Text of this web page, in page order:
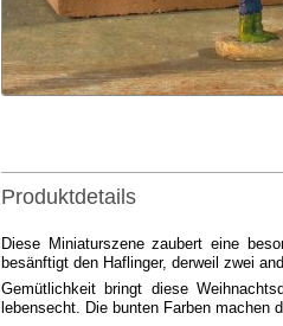
Produktdetails
Diese Miniaturszene zaubert eine
besänftigt den Haflinger, derweil zwei
Gemütlichkeit bringt diese
lebensecht. Die bunten Farben machen